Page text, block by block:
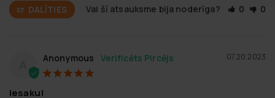
DALĪTIES Vai šī atsauksme bija noderīga? 0 0
07.20.2023
Anonymous
Iesaku!